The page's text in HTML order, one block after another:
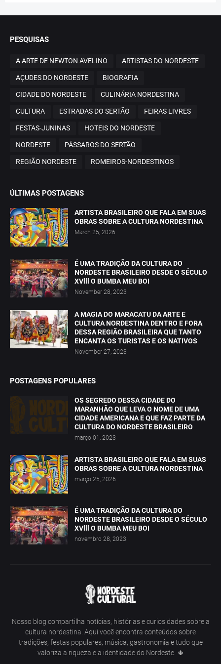
PESQUISAS
A ARTE DE NEWTON AVELINO ARTISTAS DO NORDESTE
AÇUDES DO NORDESTE BIOGRAFIA
CIDADE DO NORDESTE CULINÁRIA NORDESTINA
CULTURA ESTRADAS DO SERTÃO FEIRAS LIVRES
FESTAS-JUNINAS HOTEIS DO NORDESTE
NORDESTE PÁSSAROS DO SERTÃO
REGIÃO NORDESTE ROMEIROS-NORDESTINOS
ÚLTIMAS POSTAGENS
ARTISTA BRASILEIRO QUE FALA EM SUAS
OBRAS SOBRE A CULTURA NORDESTINA
March 25, 2026
É UMA TRADIÇÃO DA CULTURA DO
NORDESTE BRASILEIRO DESDE O SÉCULO
XVlll O BUMBA MEU BOI
November 28, 2023
A MAGIA DO MARACATU DA ARTE E
CULTURA NORDESTINA DENTRO E FORA
DESSA REGIÃO BRASILEIRA QUE TANTO
ENCANTA OS TURISTAS E OS NATIVOS
November 27, 2023
POSTAGENS POPULARES
OS SEGREDO DESSA CIDADE DO
MARANHÃO QUE LEVA O NOME DE UMA
CIDADE AMERICANA E QUE FAZ PARTE DA
CULTURA DO NORDESTE BRASILEIRO
março 01, 2023
ARTISTA BRASILEIRO QUE FALA EM SUAS
OBRAS SOBRE A CULTURA NORDESTINA
março 25, 2026
É UMA TRADIÇÃO DA CULTURA DO
NORDESTE BRASILEIRO DESDE O SÉCULO
XVlll O BUMBA MEU BOI
novembro 28, 2023
Nosso blog compartilha notícias, histórias e curiosidades sobre a
cultura nordestina. Aqui você encontra conteúdos sobre
tradições, festas populares, música, gastronomia e tudo que
valoriza a riqueza e a identidade do Nordeste. 🌵